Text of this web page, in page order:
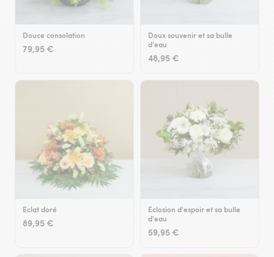
Douce consolation
79,95 €
Doux souvenir et sa bulle
d'eau
48,95 €
Eclat doré
89,95 €
Eclosion d'espoir et sa bulle
d'eau
59,95 €